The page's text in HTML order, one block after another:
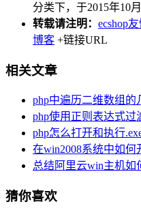
分类下，于2015年10
转载请注明： ecshop
博客 +链接URL
相关文章
php中遍历二维数组的
php使用正则表达式过
php怎么打开和执行
在win2008系统中如
总结阿里云win主机如
猜你喜欢